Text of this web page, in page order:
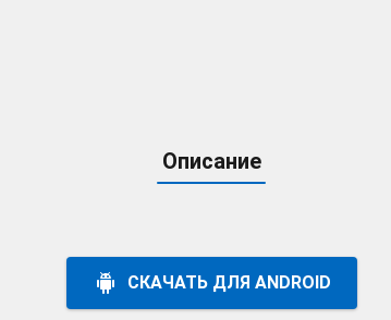
Описание
СКАЧАТЬ ДЛЯ ANDROID